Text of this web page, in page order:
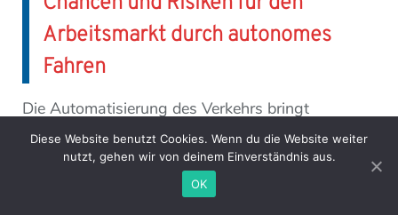
Arbeitsmarkt durch autonomes
Fahren
Die Automatisierung des Verkehrs bringt
erhebliche wirtschaftliche Vorteile, stellt jedoch
viele Branchen vor neue Herausforderungen.
Besonders in den folgenden Bereichen sind
Diese Website benutzt Cookies. Wenn du die Website weiter
nutzt, gehen wir von deinem Einverständnis aus.
OK